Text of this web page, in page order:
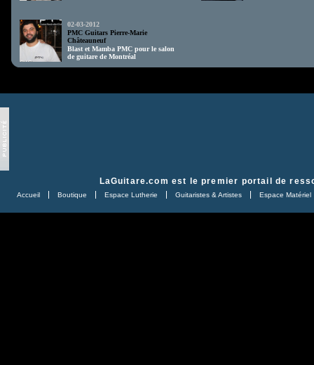
02-03-2012
PMC Guitars Pierre-Marie
Châteauneuf
Blast et Mamba PMC pour le salon
de guitare de Montréal
LaGuitare.com est le premier portail de
Accueil Boutique Espace Lutherie Guitaristes & Artistes Espace Matériel